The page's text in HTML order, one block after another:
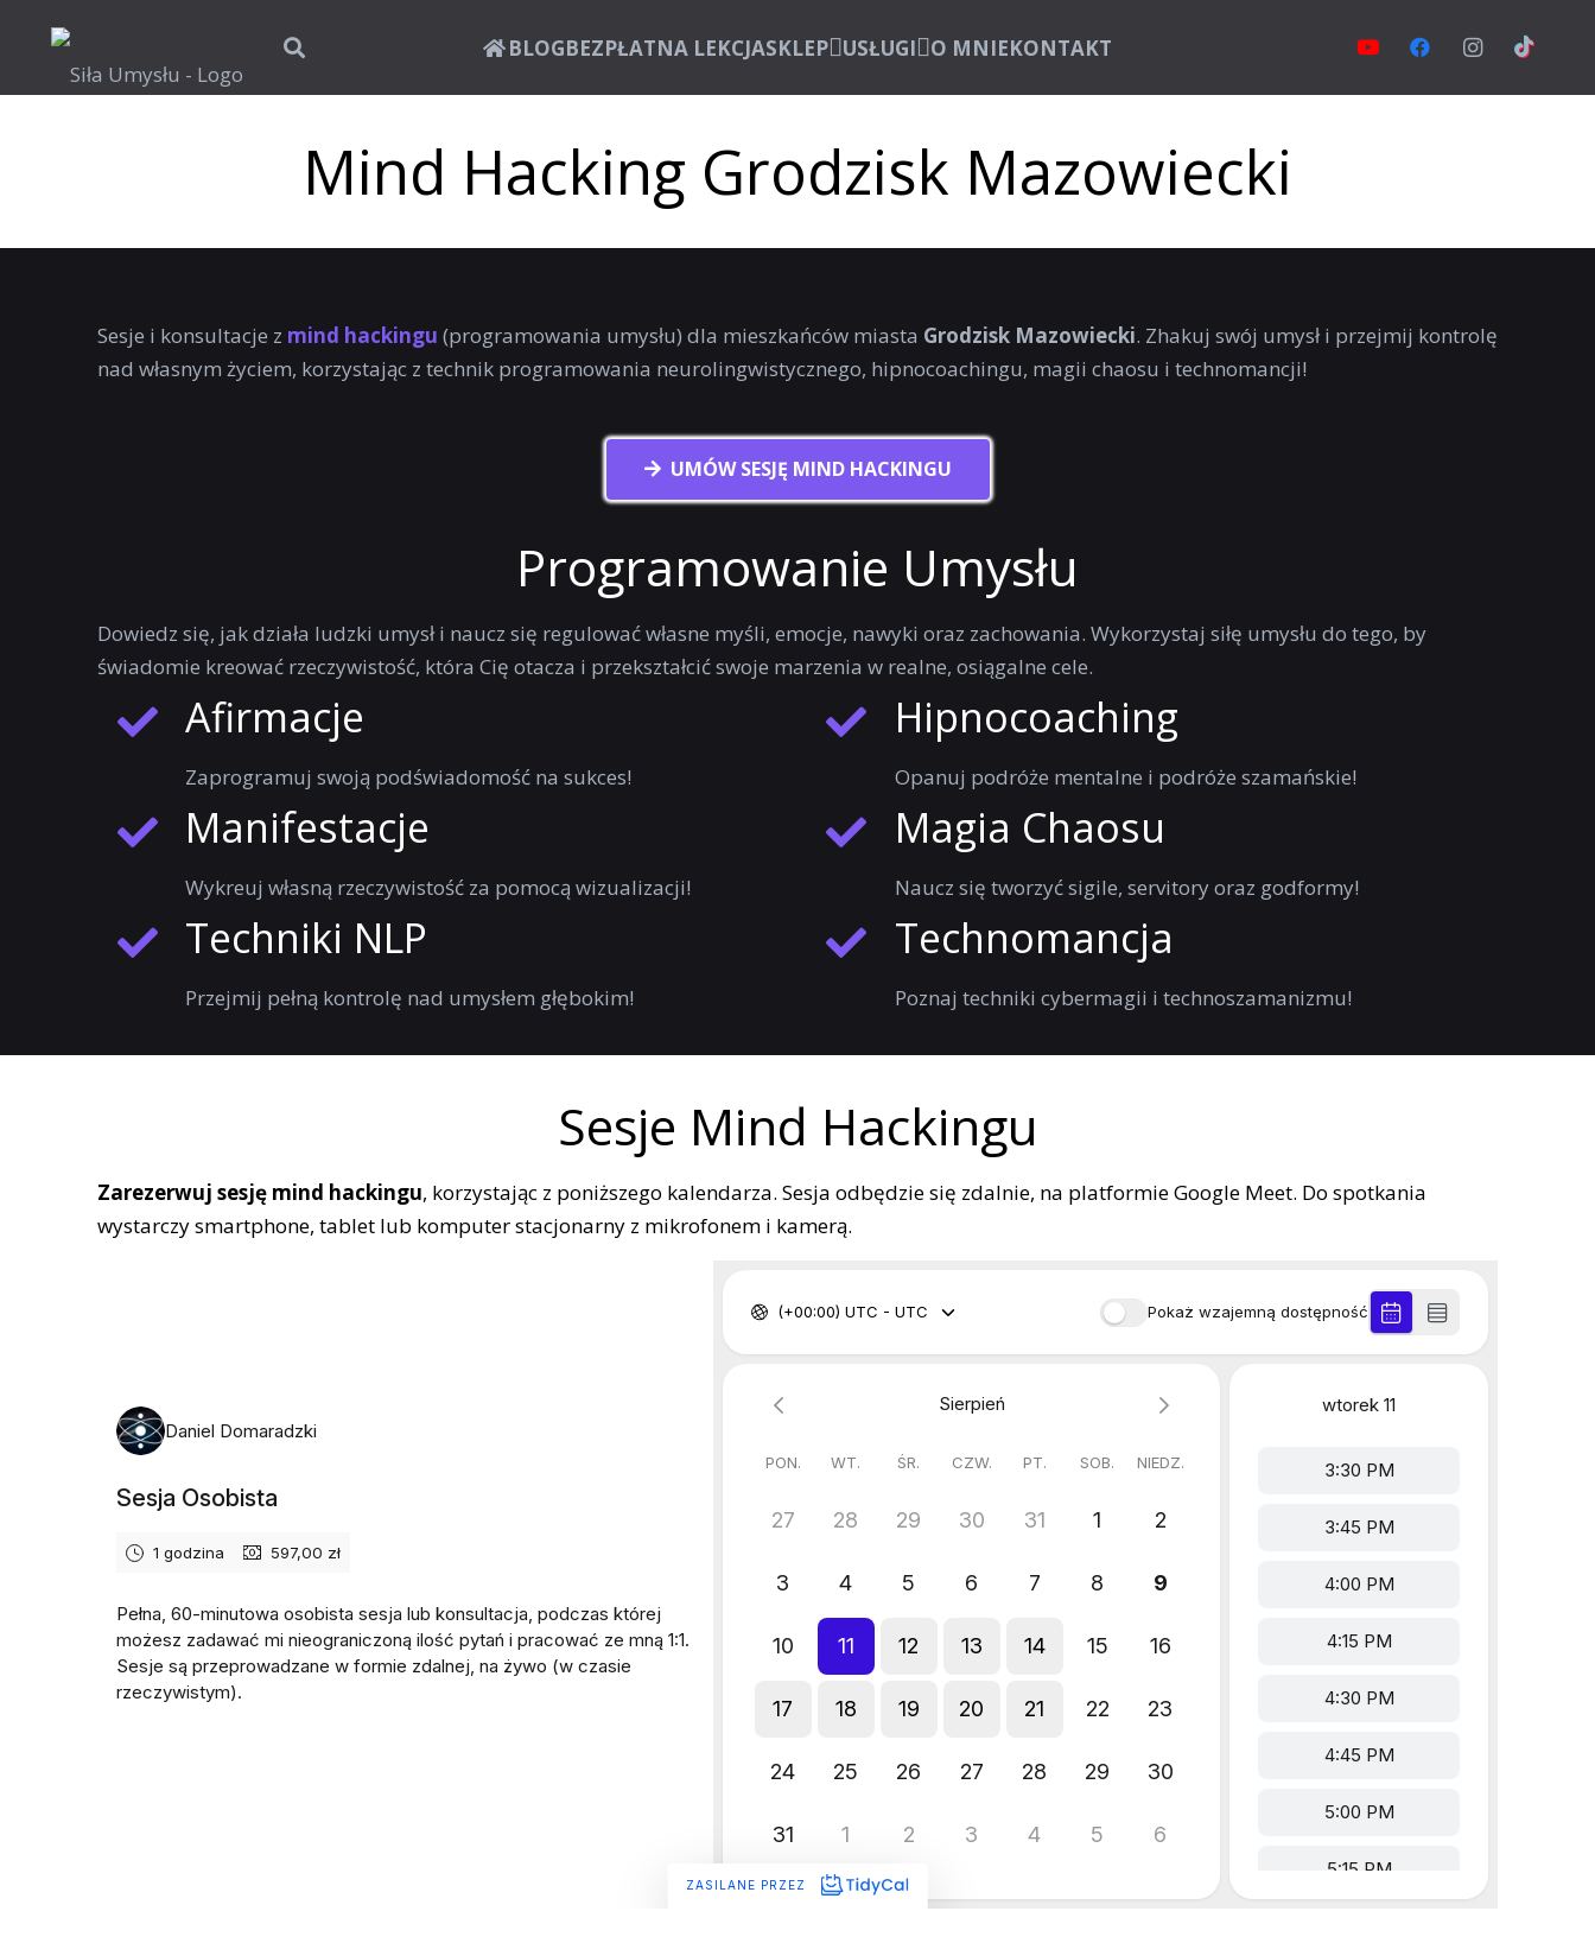
BLOGBEZPŁATNA LEKCJASKLEP USŁUGI O MNIEKONTAKT
Mind Hacking Grodzisk Mazowiecki
Sesje i konsultacje z mind hackingu (programowania umysłu) dla mieszkańców miasta Grodzisk Mazowiecki. Zhakuj swój umysł i przejmij kontrolę
nad własnym życiem, korzystając z technik programowania neurolingwistycznego, hipnocoachingu, magii chaosu i technomancji!
UMÓW SESJĘ MIND HACKINGU
Programowanie Umysłu
Dowiedz się, jak działa ludzki umysł i naucz się regulować własne myśli, emocje, nawyki oraz zachowania. Wykorzystaj siłę umysłu do tego, by
świadomie kreować rzeczywistość, która Cię otacza i przekształcić swoje marzenia w realne, osiągalne cele.
Afirmacje
Zaprogramuj swoją podświadomość na sukces!
Manifestacje
Wykreuj własną rzeczywistość za pomocą wizualizacji!
Techniki NLP
Przejmij pełną kontrolę nad umysłem głębokim!
Hipnocoaching
Opanuj podróże mentalne i podróże szamańskie!
Magia Chaosu
Naucz się tworzyć sigile, servitory oraz godformy!
Technomancja
Poznaj techniki cybermagii i technoszamanizmu!
Sesje Mind Hackingu
Zarezerwuj sesję mind hackingu, korzystając z poniższego kalendarza. Sesja odbędzie się zdalnie, na platformie Google Meet. Do spotkania
wystarczy smartphone, tablet lub komputer stacjonarny z mikrofonem i kamerą.